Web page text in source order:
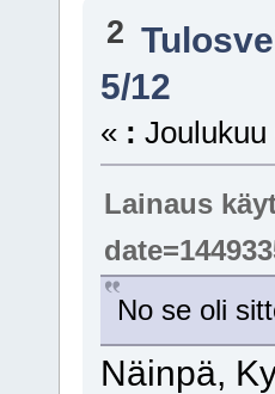
2
5/12
« : Joulukuu
Lainaus
No se oli
Näinpä,